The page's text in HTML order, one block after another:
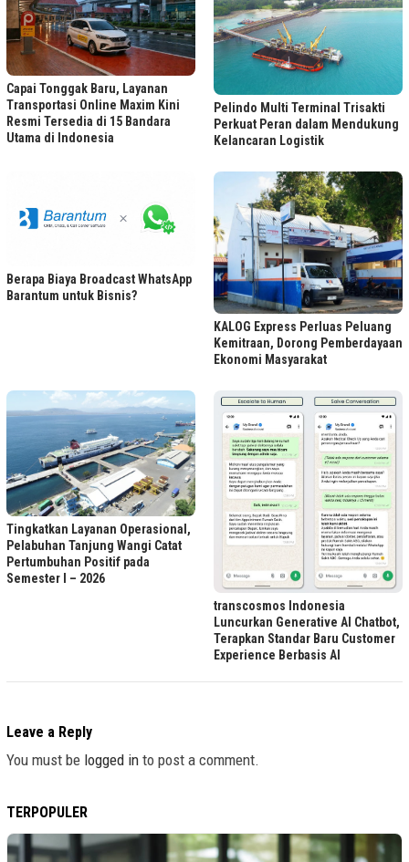
Capai Tonggak Baru, Layanan
Transportasi Online Maxim Kini
Resmi Tersedia di 15 Bandara
Utama di Indonesia
Pelindo Multi Terminal Trisakti
Perkuat Peran dalam Mendukung
Kelancaran Logistik
Berapa Biaya Broadcast WhatsApp
Barantum untuk Bisnis?
KALOG Express Perluas Peluang
Kemitraan, Dorong Pemberdayaan
Ekonomi Masyarakat
Tingkatkan Layanan Operasional,
Pelabuhan Tanjung Wangi Catat
Pertumbuhan Positif pada
Semester I – 2026
transcosmos Indonesia
Luncurkan Generative AI Chatbot,
Terapkan Standar Baru Customer
Experience Berbasis AI
Leave a Reply
You must be logged in to post a comment.
TERPOPULER